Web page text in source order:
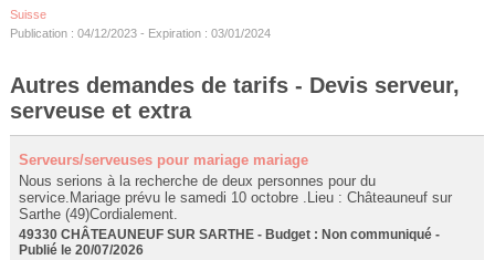
Suisse
Publication : 04/12/2023 - Expiration : 03/01/2024
Autres demandes de tarifs - Devis serveur,
serveuse et extra
Serveurs/serveuses pour mariage mariage
Nous serions à la recherche de deux personnes pour du
service.Mariage prévu le samedi 10 octobre .Lieu : Châteauneuf sur
Sarthe (49)Cordialement.
49330 CHÂTEAUNEUF SUR SARTHE - Budget : Non communiqué -
Publié le 20/07/2026